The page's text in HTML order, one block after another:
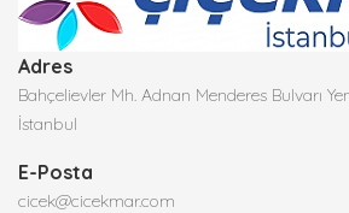
Adres
Bahçelievler Mh. Adnan Menderes Bulvarı
İstanbul
E-Posta
cicek@cicekmar.com